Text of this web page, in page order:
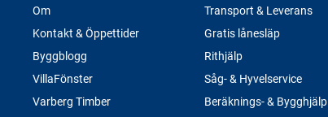
Om
Kontakt & Öppettider
Byggblogg
VillaFönster
Varberg Timber
Transport & Leverans
Gratis lånesläp
Rithjälp
Såg- & Hyvelservice
Beräknings- & Bygghjälp